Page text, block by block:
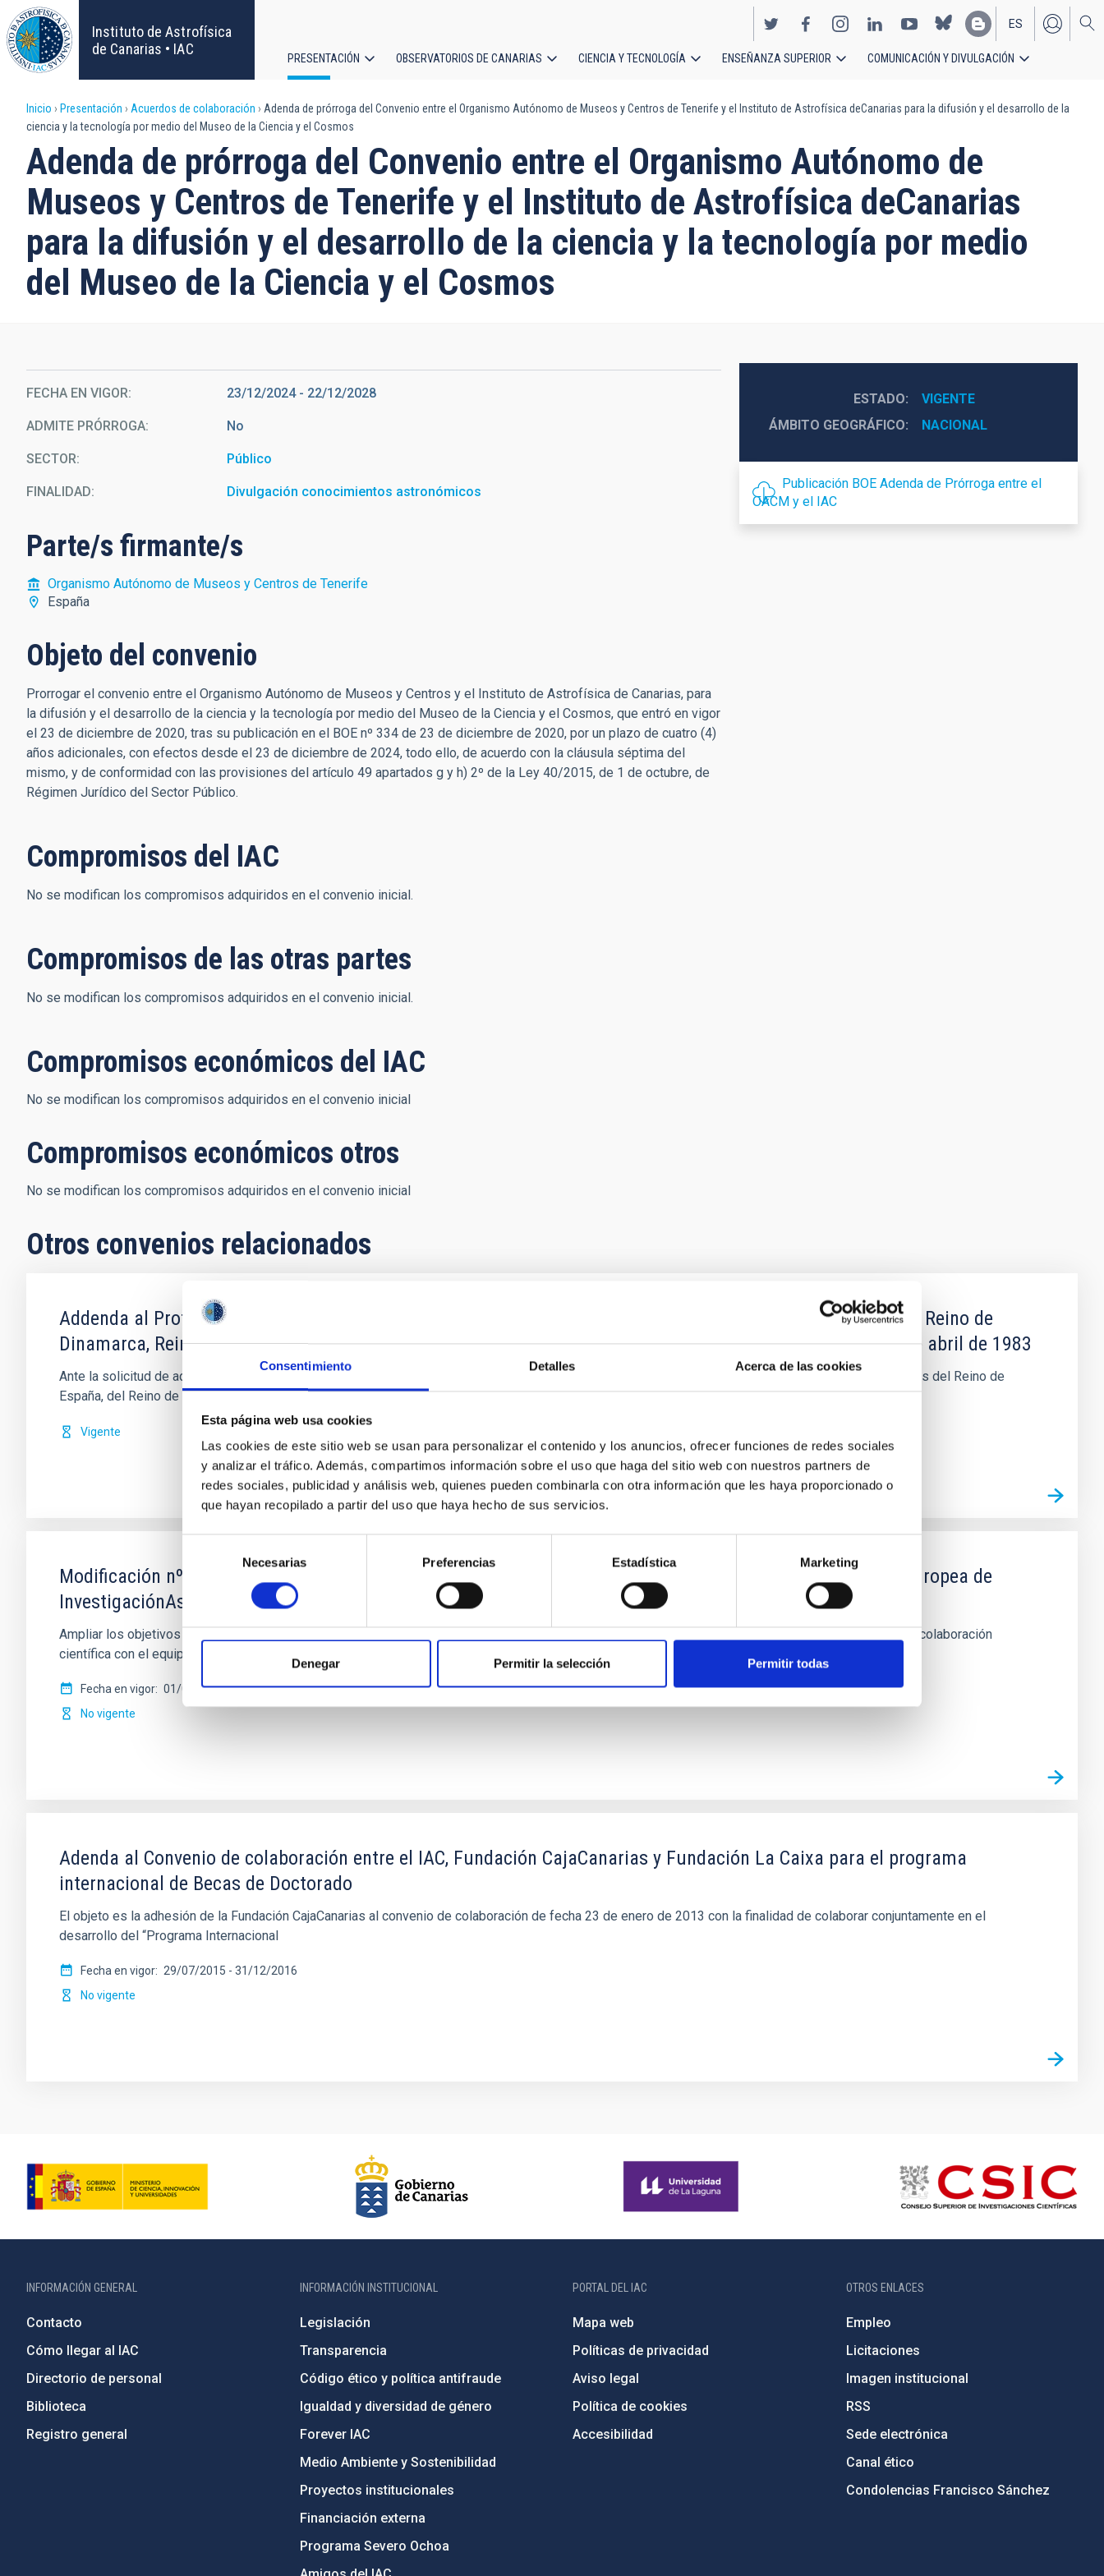
Consentimiento Detalles Acerca de las cookies
Esta página web usa cookies
Las cookies de este sitio web se usan para personalizar el contenido y los anuncios, ofrecer funciones de redes sociales
y analizar el tráfico. Además, compartimos información sobre el uso que haga del sitio web con nuestros partners de
redes sociales, publicidad y análisis web, quienes pueden combinarla con otra información que les haya proporcionado o
que hayan recopilado a partir del uso que haya hecho de sus servicios.
consentimiento
Necesarias Preferencias Estadística Marketing
Denegar Permitir la selección Permitir todas
Pasar
al
contenido
principal
Instituto de Astrofísica
de Canarias • IAC
EN
ES
Navegación
principal
PRESENTACIÓN OBSERVATORIOS DE CANARIAS CIENCIA Y TECNOLOGÍA ENSEÑANZA SUPERIOR COMUNICACIÓN Y DIVULGACIÓN
Sobrescribir
enlaces
de
ayuda
a
la
Inicio Presentación Acuerdos de colaboración
Adenda de prórroga del Convenio entre el Organismo Autónomo de Museos y Centros de Tenerife y el Instituto de Astrofísica deCanarias para la difusión y el desarrollo de la
ciencia y la tecnología por medio del Museo de la Ciencia y el Cosmos
Adenda de prórroga del Convenio entre el Organismo Autónomo de
Museos y Centros de Tenerife y el Instituto de Astrofísica deCanarias
para la difusión y el desarrollo de la ciencia y la tecnología por medio
del Museo de la Ciencia y el Cosmos
FECHA EN VIGOR 23/12/2024- 22/12/2028
ADMITE PRÓRROGA No
SECTOR Público
FINALIDAD Divulgación conocimientos astronómicos
Parte/s firmante/s
Organismo Autónomo de Museos y Centros de Tenerife
España
Objeto del convenio
Prorrogar el convenio entre el Organismo Autónomo de Museos y Centros y el Instituto de Astrofísica de Canarias, para
la difusión y el desarrollo de la ciencia y la tecnología por medio del Museo de la Ciencia y el Cosmos, que entró en vigor
el 23 de diciembre de 2020, tras su publicación en el BOE nº 334 de 23 de diciembre de 2020, por un plazo de cuatro (4)
años adicionales, con efectos desde el 23 de diciembre de 2024, todo ello, de acuerdo con la cláusula séptima del
mismo, y de conformidad con las provisiones del artículo 49 apartados g y h) 2º de la Ley 40/2015, de 1 de octubre, de
Régimen Jurídico del Sector Público.
Compromisos del IAC
No se modifican los compromisos adquiridos en el convenio inicial.
Compromisos de las otras partes
No se modifican los compromisos adquiridos en el convenio inicial.
Compromisos económicos del IAC
No se modifican los compromisos adquiridos en el convenio inicial
Compromisos económicos otros
No se modifican los compromisos adquiridos en el convenio inicial
ESTADO
VIGENTE
ÁMBITO GEOGRÁFICO
NACIONAL
Publicación BOE Adenda de Prórroga entre el
OACM y el IAC
Otros convenios relacionados
Addenda al Protocolo sobre Cooperación en Materia de Astrofísica entre los Gobiernos del Reino de España, Reino de
Dinamarca, Reino Unido de Gran Bretaña e Irlanda del Norte y del Reino de Suecia, firmada en Madrid el 8 de abril de 1983
Ante la solicitud de adhesión de la República Federal de Alemania al Acuerdo de Cooperación en materia de Astrofísica y Protocolo entre los Gobiernos del Reino de
España, del Reino de Dinamarca, del
Vigente
Modificación nº 1 a la Carta Acuerdo sobre el experimento en colaboración entre el IAC y la Organización Europea de
InvestigaciónAstronómica Hemisferio Sur.
Ampliar los objetivos de la colaboración para permitir que los experimentos de campo LGS-AO sean realizados en el telescopio WHT de La Palma en colaboración
científica con el equipo de sistemas de
Fecha en vigor 01/02/2017-31/12/2020
No vigente
Adenda al Convenio de colaboración entre el IAC, Fundación CajaCanarias y Fundación La Caixa para el programa
internacional de Becas de Doctorado
El objeto es la adhesión de la Fundación CajaCanarias al convenio de colaboración de fecha 23 de enero de 2013 con la finalidad de colaborar conjuntamente en el
desarrollo del “Programa Internacional
Fecha en vigor 29/07/2015 - 31/12/2016
No vigente
INFORMACIÓN GENERAL
Contacto
Cómo llegar al IAC
Directorio de personal
Biblioteca
Registro general
INFORMACIÓN INSTITUCIONAL
Legislación
Transparencia
Código ético y política antifraude
Igualdad y diversidad de género
Forever IAC
Medio Ambiente y Sostenibilidad
Proyectos institucionales
Financiación externa
Programa Severo Ochoa
PORTAL DEL IAC
Mapa web
Políticas de privacidad
Aviso legal
Política de cookies
Accesibilidad
OTROS ENLACES
Empleo
Licitaciones
Imagen institucional
RSS
Sede electrónica
Canal ético
Condolencias Francisco Sánchez